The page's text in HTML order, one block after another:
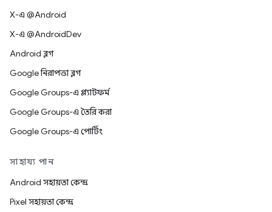
X-এ @Android
X-এ @AndroidDev
Android ব্লগ
Google নিরাপত্তা ব্লগ
Google Groups-এ প্ল্যাটফর্ম
Google Groups-এ তৈরি করা
Google Groups-এ পোর্টিং
সাহায্য পান
Android সহায়তা কেন্দ্র
Pixel সহায়তা কেন্দ্র